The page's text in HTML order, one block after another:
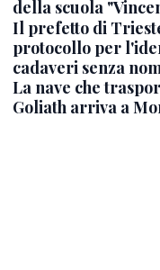
della scuola
Il prefetto di
protocollo per
cadaveri senza
La nave che
Goliath arriva a